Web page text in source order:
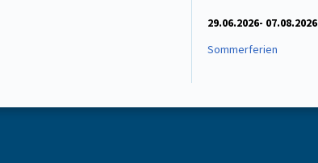
29.06.2026- 07.08.2026
Sommerferien